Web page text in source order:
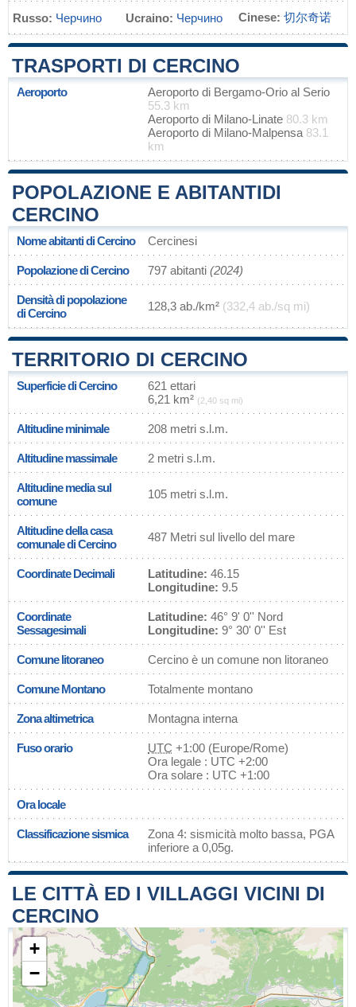
Russo: Черчино Ucraino: Черчино Cinese: 切尔奇诺
TRASPORTI DI CERCINO
Aeroporto
Aeroporto di Bergamo-Orio al Serio
55.3 km
Aeroporto di Milano-Linate 80.3 km
Aeroporto di Milano-Malpensa 83.1
km
POPOLAZIONE E ABITANTIDI
CERCINO
Nome abitanti di Cercino Cercinesi
Popolazione di Cercino 797 abitanti (2024)
Densità di popolazione
di Cercino
128,3 ab./km² (332,4 ab./sq mi)
TERRITORIO DI CERCINO
Superficie di Cercino
621 ettari
6,21 km² (2,40 sq mi)
Altitudine minimale 208 metri s.l.m.
Altitudine massimale 2 metri s.l.m.
Altitudine media sul
comune
105 metri s.l.m.
Altitudine della casa
comunale di Cercino
487 Metri sul livello del mare
Coordinate Decimali Latitudine: 46.15
Longitudine: 9.5
Coordinate
Sessagesimali
Latitudine: 46° 9' 0'' Nord
Longitudine: 9° 30' 0'' Est
Comune litoraneo Cercino è un comune non litoraneo
Comune Montano Totalmente montano
Zona altimetrica Montagna interna
Fuso orario UTC +1:00 (Europe/Rome)
Ora legale : UTC +2:00
Ora solare : UTC +1:00
Ora locale
Classificazione sismica
Zona 4: sismicità molto bassa, PGA
inferiore a 0,05g.
LE CITTÀ ED I VILLAGGI VICINI DI
CERCINO
+
−